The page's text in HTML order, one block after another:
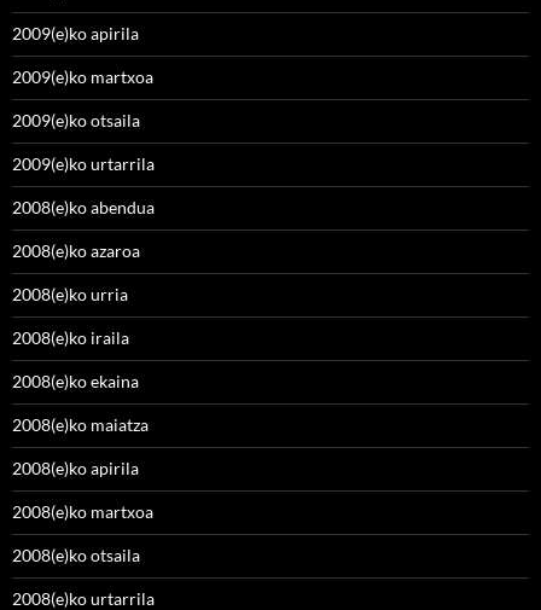
2009(e)ko apirila
2009(e)ko martxoa
2009(e)ko otsaila
2009(e)ko urtarrila
2008(e)ko abendua
2008(e)ko azaroa
2008(e)ko urria
2008(e)ko iraila
2008(e)ko ekaina
2008(e)ko maiatza
2008(e)ko apirila
2008(e)ko martxoa
2008(e)ko otsaila
2008(e)ko urtarrila